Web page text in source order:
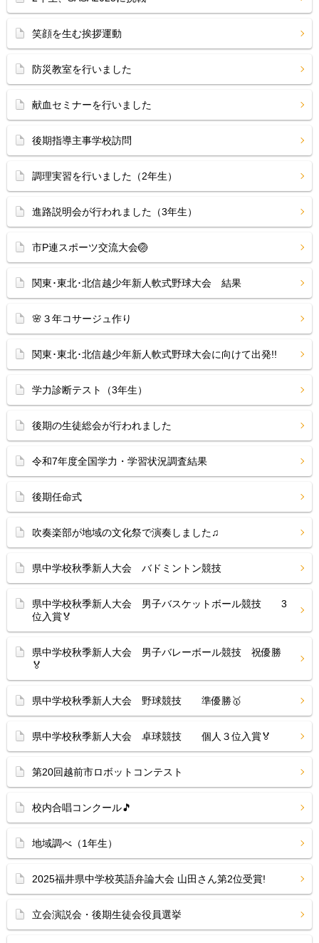
笑顔を生む挨拶運動
防災教室を行いました
献血セミナーを行いました
後期指導主事学校訪問
調理実習を行いました（2年生）
進路説明会が行われました（3年生）
市P連スポーツ交流大会🏐
関東･東北･北信越少年新人軟式野球大会 結果
🌸３年コサージュ作り
関東･東北･北信越少年新人軟式野球大会に向けて出発!!
学力診断テスト（3年生）
後期の生徒総会が行われました
令和7年度全国学力・学習状況調査結果
後期任命式
吹奏楽部が地域の文化祭で演奏しました♫
県中学校秋季新人大会 バドミントン競技
県中学校秋季新人大会 男子バスケットボール競技 3
位入賞🏅
県中学校秋季新人大会 男子バレーボール競技 祝優勝
🏅
県中学校秋季新人大会 野球競技 準優勝🥇
県中学校秋季新人大会 卓球競技 個人３位入賞🏅
第20回越前市ロボットコンテスト
校内合唱コンクール🎵
地域調べ（1年生）
2025福井県中学校英語弁論大会 山田さん第2位受賞!
立会演説会・後期生徒会役員選挙